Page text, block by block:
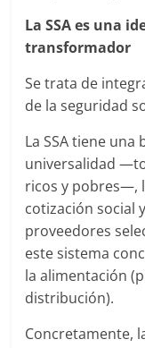
La SSA es una
transformador
Se trata de
de la seguridad
La SSA tiene una
universalidad
ricos y pobres—,
cotización social
proveedores
este sistema
la alimentación
distribución).
Concretamente,